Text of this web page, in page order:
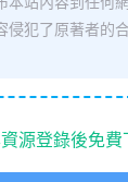
侵犯了原著者的
源登錄後免費